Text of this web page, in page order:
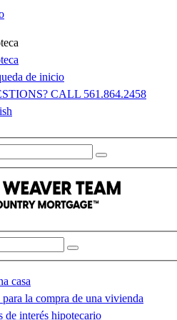
de inicio
CALL 561.864.2458
casa
la compra de una vivienda
de interés hipotecario